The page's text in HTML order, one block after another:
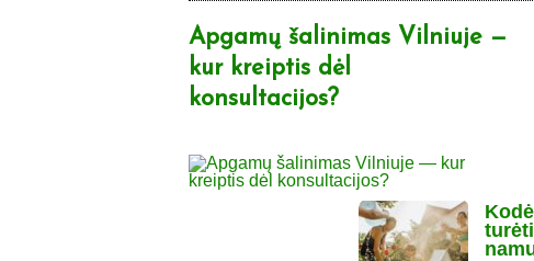
Apgamų šalinimas Vilniuje —
kur kreiptis dėl
konsultacijos?